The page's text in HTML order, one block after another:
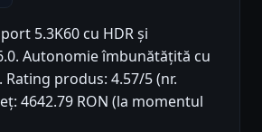
5.3K60 cu HDR și
Autonomie îmbunătățită cu
produs: 4.57/5 (nr.
4642.79 RON (la momentul